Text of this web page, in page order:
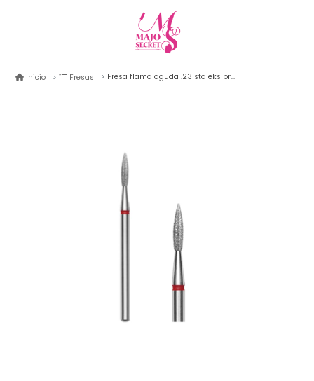
Inicio Fresas Fresa flama aguda .23 staleks pro roja